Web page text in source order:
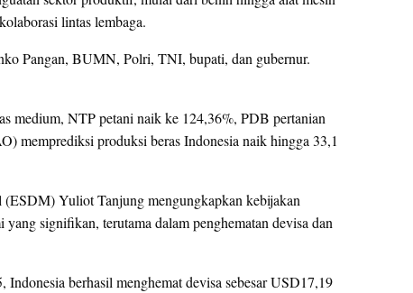
lintas lembaga.
Pangan, BUMN, Polri, TNI, bupati, dan gubernur.
medium, NTP petani naik ke 124,36%, PDB pertanian
memprediksi produksi beras Indonesia naik hingga 33,1
Yuliot Tanjung mengungkapkan kebijakan
signifikan, terutama dalam penghematan devisa dan
berhasil menghemat devisa sebesar USD17,19